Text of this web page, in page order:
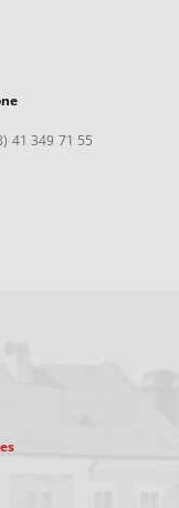
41 349 71 55